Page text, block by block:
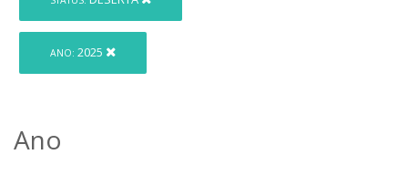
ANO: 2025
Ano